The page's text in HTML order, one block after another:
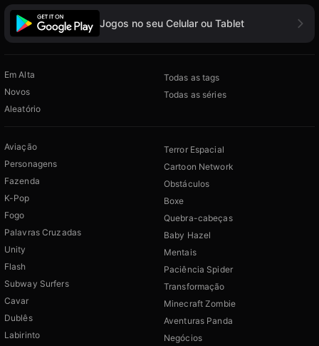
Jogos no seu Celular ou Tablet
Em Alta
Novos
Aleatório
Todas as tags
Todas as séries
Aviação
Personagens
Fazenda
K-Pop
Fogo
Palavras Cruzadas
Unity
Flash
Subway Surfers
Cavar
Dublês
Labirinto
Terror Espacial
Cartoon Network
Obstáculos
Boxe
Quebra-cabeças
Baby Hazel
Mentais
Paciência Spider
Transformação
Minecraft Zombie
Aventuras Panda
Negócios